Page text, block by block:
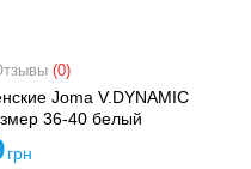
(0)
Joma V.DYNAMIC
36-40 белый
грн